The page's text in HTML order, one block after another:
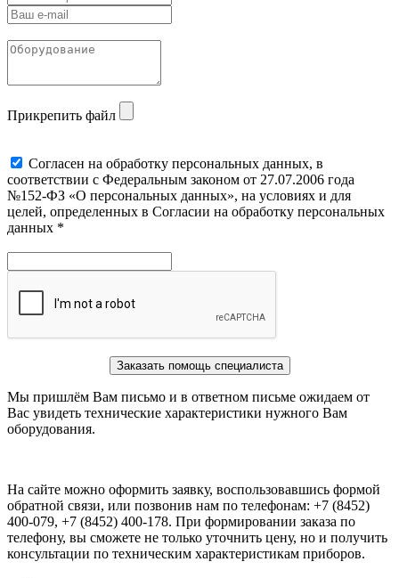
Прикрепить файл
Cогласен на обработку персональных данных, в
соответствии с Федеральным законом от 27.07.2006 года
№152-ФЗ «О персональных данных», на условиях и для
целей, определенных в Согласии на обработку персональных
данных *
Заказать помощь специалиста
Мы пришлём Вам письмо и в ответном письме ожидаем от
Вас увидеть технические характеристики нужного Вам
оборудования.
На сайте можно оформить заявку, воспользовавшись формой
обратной связи, или позвонив нам по телефонам: +7 (8452)
400-079, +7 (8452) 400-178. При формировании заказа по
телефону, вы сможете не только уточнить цену, но и получить
консультации по техническим характеристикам приборов.